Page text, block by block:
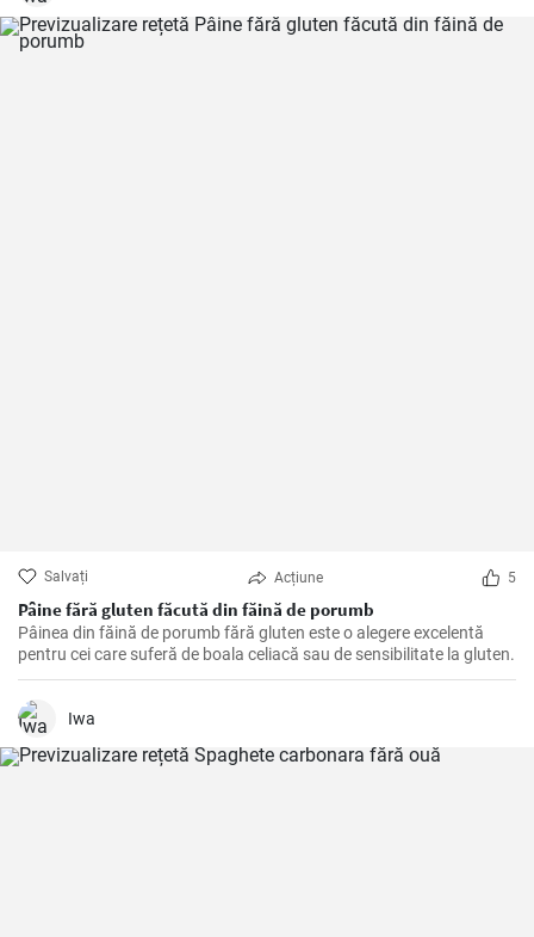
Salvați Acțiune 5
Pâine fără gluten făcută din făină de porumb
Pâinea din făină de porumb fără gluten este o alegere excelentă
pentru cei care suferă de boala celiacă sau de sensibilitate la gluten.
Iwa